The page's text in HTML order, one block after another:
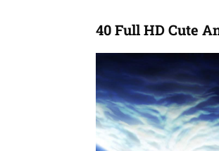
40 Full HD Cute